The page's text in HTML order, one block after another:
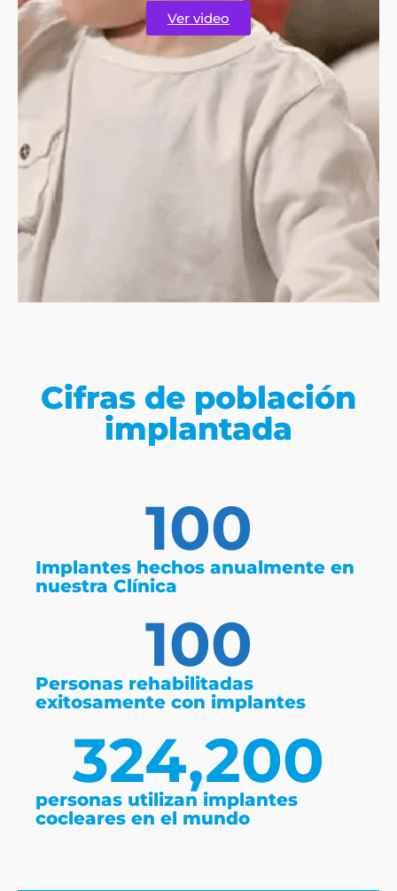
Ver video
Cifras de población
implantada
Implantes hechos anualmente en
nuestra Clínica
100
Personas rehabilitadas
exitosamente con implantes
100
personas utilizan implantes
cocleares en el mundo
324,200